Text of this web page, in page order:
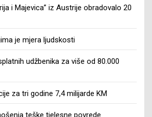
i Majevica” iz Austrije obradovalo 20
je mjera ljudskosti
udžbenika za više od 80.000
za tri godine 7,4 milijarde KM
teške tjelesne povrede